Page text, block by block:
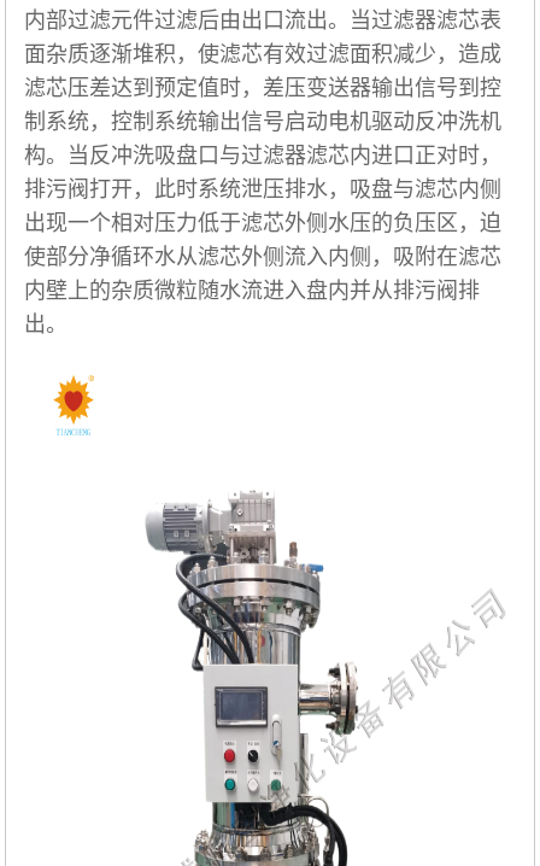
内部过滤元件过滤后由出口流出。当过滤器滤芯表
面杂质逐渐堆积，使滤芯有效过滤面积减少，造成
滤芯压差达到预定值时，差压变送器输出信号到控
制系统，控制系统输出信号启动电机驱动反冲洗机
构。当反冲洗吸盘口与过滤器滤芯内进口正对时，
排污阀打开，此时系统泄压排水，吸盘与滤芯内侧
出现一个相对压力低于滤芯外侧水压的负压区，迫
使部分净循环水从滤芯外侧流入内侧，吸附在滤芯
内壁上的杂质微粒随水流进入盘内并从排污阀排
出。